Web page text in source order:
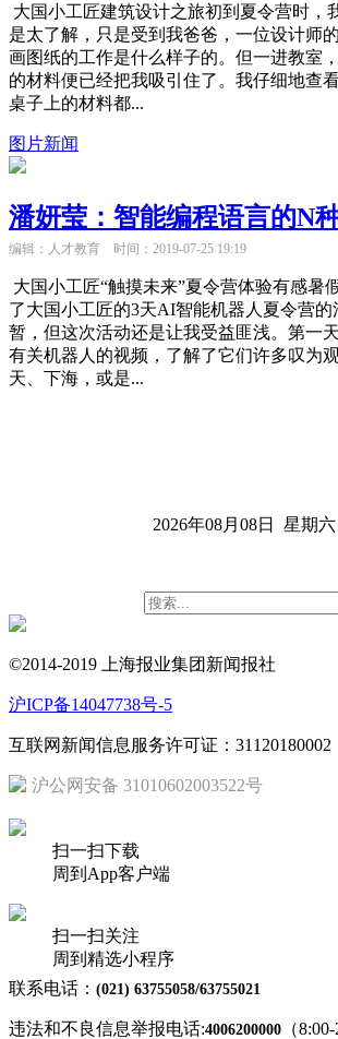
大国小工匠建筑设计之旅初到夏令营时，
是太了解，只是受到我爸爸，一位设计师
画图纸的工作是什么样子的。但一进教室
的材料便已经把我吸引住了。我仔细地查
桌子上的材料都...
图片新闻
编辑：人才教育 时间：2019-07-25 19:19
大国小工匠“触摸未来”夏令营体验有感暑
了大国小工匠的3天AI智能机器人夏令营的
暂，但这次活动还是让我受益匪浅。第一
有关机器人的视频，了解了它们许多叹为
天、下海，或是...
2026年08月08日 星期六
©2014-2019 上海报业集团新闻报社
沪ICP备14047738号-5
互联网新闻信息服务许可证：31120180002
沪公网安备 31010602003522号
扫一扫下载
周到App客户端
扫一扫关注
周到精选小程序
联系电话： (021) 63755058/63755021
违法和不良信息举报电话:4006200000 （